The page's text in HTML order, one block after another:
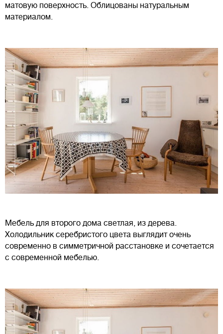
матовую поверхность. Облицованы натуральным
материалом.
Мебель для второго дома светлая, из дерева.
Холодильник серебристого цвета выглядит очень
современно в симметричной расстановке и сочетается
с современной мебелью.